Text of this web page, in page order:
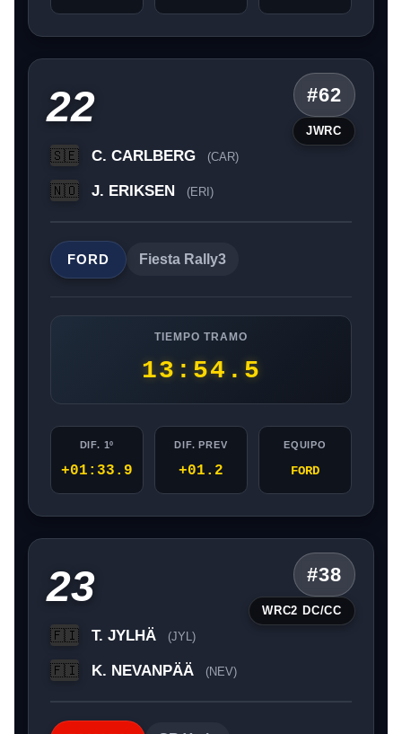
22 #62
JWRC
🇸🇪 C. CARLBERG (CAR)
🇳🇴 J. ERIKSEN (ERI)
FORD Fiesta Rally3
TIEMPO TRAMO
13:54.5
DIF. 1º
+01:33.9
DIF. PREV
+01.2
EQUIPO
FORD
23 #38
WRC2 DC/CC
🇫🇮 T. JYLHÄ (JYL)
🇫🇮 K. NEVANPÄÄ (NEV)